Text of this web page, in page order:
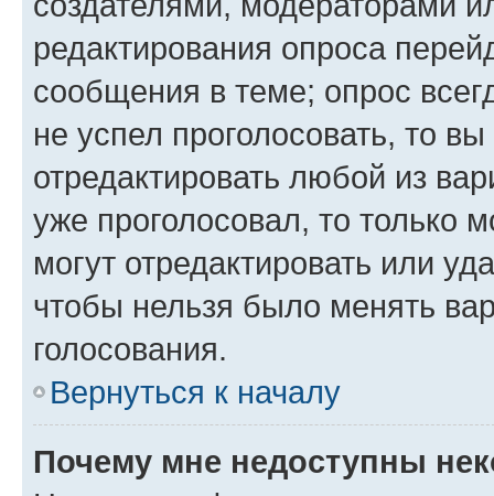
редактирования опроса
сообщения в теме; опрос
не успел проголосовать, то
отредактировать любой из
уже проголосовал, то только
могут отредактировать или
чтобы нельзя было менять
голосования.
Вернуться к началу
Почему мне недоступны